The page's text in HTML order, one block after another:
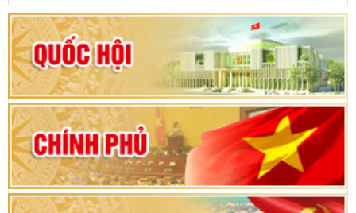
Khai mạc kỳ họp thứ Nhất, Quốc hội khóa XVI
Hướng dẫn quy trình bỏ phiếu bầu cử ĐBQH
khoá XVI và đại biểu HĐND các cấp nhiệm kỳ
2026-2031
80 năm Quốc hội Việt Nam: vì lợi ích Nhân dân,
vì sự phát triển của đất nước
Bộ Chính trị duyệt nội dung Đại hội đại biểu
Đảng bộ tỉnh Thanh Hóa lần thứ XX, nhiệm kỳ